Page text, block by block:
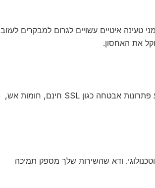
איטיים עשויים לגרום למבקרים לעזוב
את האחסון.
אבטחת האתר שלך היא קריטית. חשוב לבחור שירות אחסון שמציע פתרונות אבטחה כגון SSL חינם, חומות אש,
ודא שהשירות שלך מספק תמיכה